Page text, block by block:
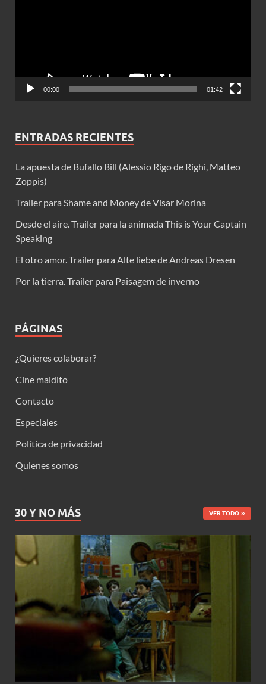
00:00 01:42
ENTRADAS RECIENTES
La apuesta de Bufallo Bill (Alessio Rigo de Righi, Matteo
Zoppis)
Trailer para Shame and Money de Visar Morina
Desde el aire. Trailer para la animada This is Your Captain
Speaking
El otro amor. Trailer para Alte liebe de Andreas Dresen
Por la tierra. Trailer para Paisagem de inverno
PÁGINAS
¿Quieres colaborar?
Cine maldito
Contacto
Especiales
Política de privacidad
Quienes somos
30 Y NO MÁS VER TODO